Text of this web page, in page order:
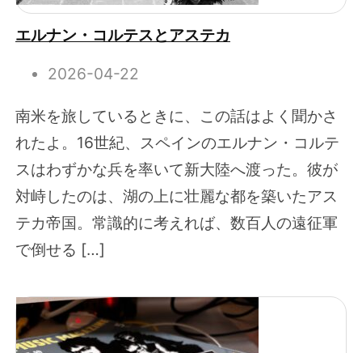
エルナン・コルテスとアステカ
2026-04-22
南米を旅しているときに、この話はよく聞かさ
れたよ。16世紀、スペインのエルナン・コルテ
スはわずかな兵を率いて新大陸へ渡った。彼が
対峙したのは、湖の上に壮麗な都を築いたアス
テカ帝国。常識的に考えれば、数百人の遠征軍
で倒せる […]